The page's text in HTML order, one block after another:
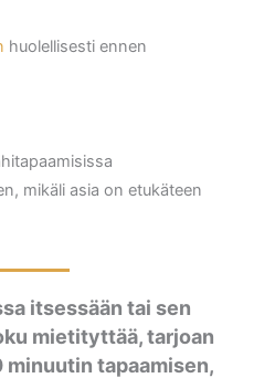
huolellisesti ennen
mikäli asia on etukäteen
itsessään tai sen
mietityttää, tarjoan
minuutin tapaamisen,